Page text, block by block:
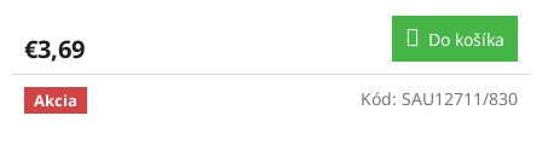
€3,69 Do košíka
Akcia Kód: SAU12711/830